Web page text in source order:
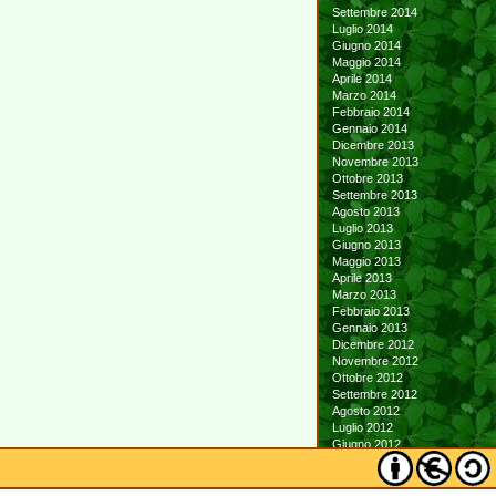
Settembre 2014
Luglio 2014
Giugno 2014
Maggio 2014
Aprile 2014
Marzo 2014
Febbraio 2014
Gennaio 2014
Dicembre 2013
Novembre 2013
Ottobre 2013
Settembre 2013
Agosto 2013
Luglio 2013
Giugno 2013
Maggio 2013
Aprile 2013
Marzo 2013
Febbraio 2013
Gennaio 2013
Dicembre 2012
Novembre 2012
Ottobre 2012
Settembre 2012
Agosto 2012
Luglio 2012
Giugno 2012
Maggio 2012
Aprile 2012